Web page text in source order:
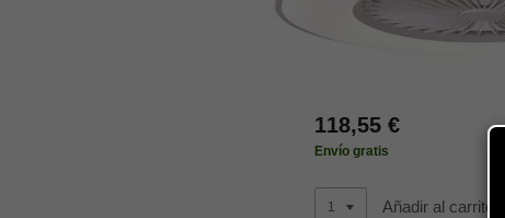
118,55 €
Envío gratis
Añadir al carrito